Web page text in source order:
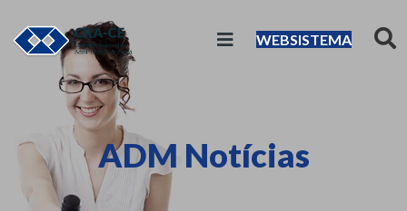
WEBSISTEMA
ADM Notícias